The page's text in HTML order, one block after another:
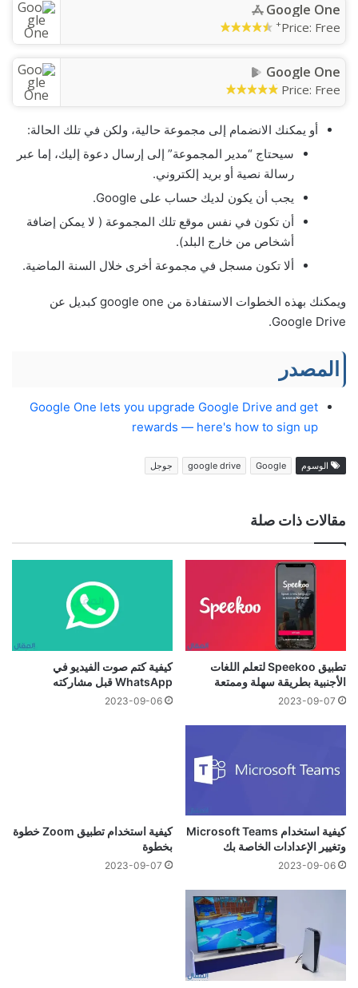
Google One
Price: Free
+
Google One
Price: Free
أو يمكنك الانضمام إلى مجموعة حالية، ولكن في تلك الحالة:
سيحتاج “مدير المجموعة” إلى إرسال دعوة إليك، إما عبر
رسالة نصية أو بريد إلكتروني.
يجب أن يكون لديك حساب على Google.
أن تكون في نفس موقع تلك المجموعة ( لا يمكن إضافة
أشخاص من خارج البلد).
ألا تكون مسجل في مجموعة أخرى خلال السنة الماضية.
ويمكنك بهذه الخطوات الاستفادة من google one كبديل عن
Google Drive.
المصدر
Google One lets you upgrade Google Drive and get
rewards — here's how to sign up
الوسوم Google
google drive جوجل
مقالات ذات صلة
تطبيق Speekoo لتعلم اللغات
الأجنبية بطريقة سهلة وممتعة
2023-09-07
كيفية كتم صوت الفيديو في
WhatsApp قبل مشاركته
2023-09-06
كيفية استخدام Microsoft Teams
وتغيير الإعدادات الخاصة بك
2023-09-06
كيفية استخدام تطبيق Zoom خطوة
بخطوة
2023-09-07